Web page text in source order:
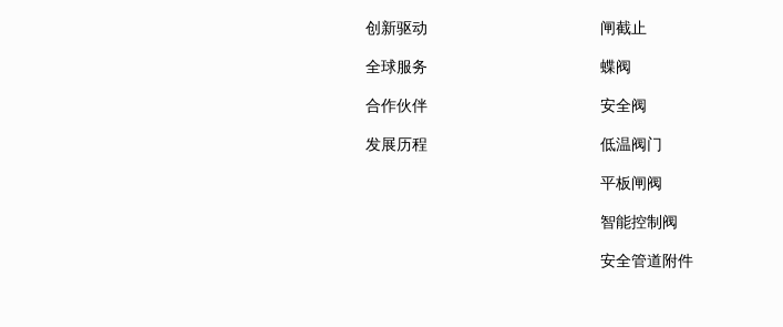
创新驱动
全球服务
合作伙伴
发展历程
闸截止
蝶阀
安全阀
低温阀门
平板闸阀
智能控制阀
安全管道附件